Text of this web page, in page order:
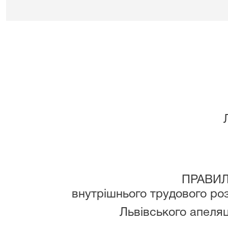
внутрішнього трудового
Львівського